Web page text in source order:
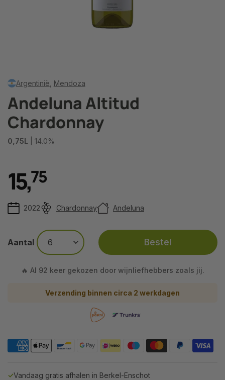
Argentinië Mendoza
Andeluna Altitud
Chardonnay
0,75L | 14.0%
15,75
2022 Chardonnay Andeluna
Aantal Bestel
🔥 Al 92 keer gekozen door wijnliefhebbers zoals jij.
Verzending binnen circa 2 werkdagen
✓Vandaag gratis afhalen in Berkel-Enschot